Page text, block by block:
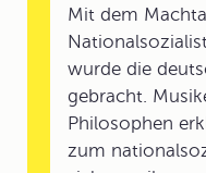
Mit dem
wurde die
gebracht.
Philosophen
zum